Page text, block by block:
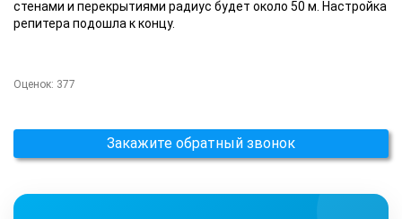
стенами и перекрытиями радиус будет около 50 м. Настройка
репитера подошла к концу.
Оценок: 377
Закажите обратный звонок